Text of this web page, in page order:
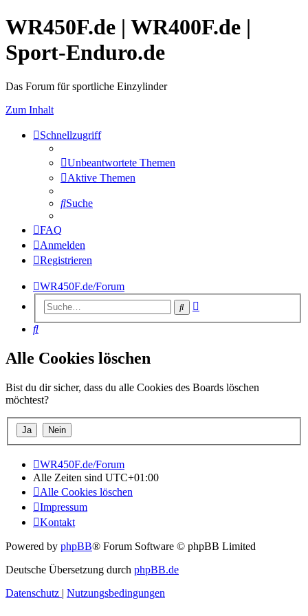
WR450F.de | WR400F.de |
Sport-Enduro.de
Das Forum für sportliche Einzylinder
Zum Inhalt
Schnellzugriff
Unbeantwortete Themen
Aktive Themen
Suche
FAQ
Anmelden
Registrieren
WR450F.de/Forum
Suche
Suche
Alle Cookies löschen
Bist du dir sicher, dass du alle Cookies des Boards löschen
möchtest?
WR450F.de/Forum
Alle Zeiten sind UTC+01:00
Alle Cookies löschen
Impressum
Kontakt
Powered by phpBB® Forum Software © phpBB Limited
Deutsche Übersetzung durch phpBB.de
Datenschutz | Nutzungsbedingungen